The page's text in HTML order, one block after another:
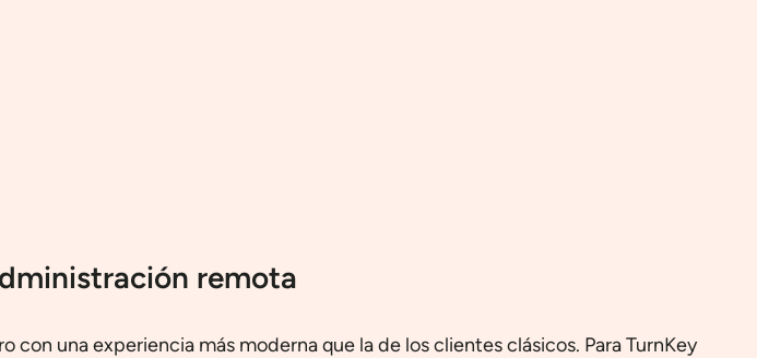
remota
una experiencia más moderna que la de los clientes clásicos. Para TurnKey